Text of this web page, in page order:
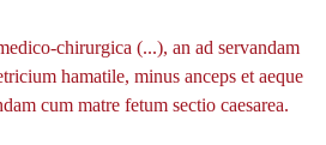
chirurgica (...), an ad servandam
hamatile, minus anceps et aeque
cum matre fetum sectio caesarea.